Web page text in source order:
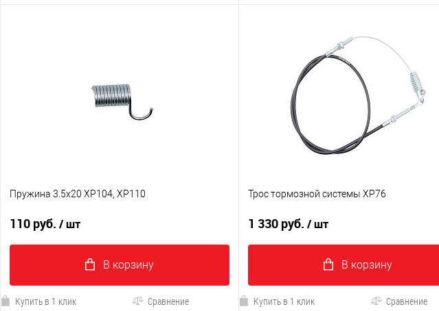
Пружина 3.5х20 XP104, XP110
110 руб. / шт
В корзину
Купить в 1 клик Сравнение
Трос тормозной системы XP76
1 330 руб./ шт
В корзину
Купить в 1 клик Сравнение